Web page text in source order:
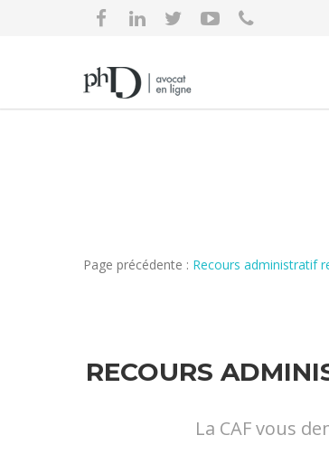
Page précédente : Recours administratif
RECOURS
La CAF vous